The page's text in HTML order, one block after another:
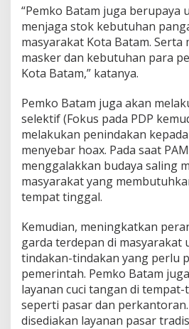
M
a
s
y
a
r
a
t
J
e
l
a
n
e
w
N
o
r
m
a
“Pemko Batam juga berupaya
menjaga stok kebutuhan
masyarakat Kota Batam. Serta
masker dan kebutuhan para
Kota Batam,” katanya.
Pemko Batam juga akan
selektif (Fokus pada PDP
melakukan penindakan
menyebar hoax. Pada saat
menggalakkan budaya saling
masyarakat yang
tempat tinggal.
Kemudian, meningkatkan
garda terdepan di masyarakat
tindakan-tindakan yang perlu
pemerintah. Pemko Batam
layanan cuci tangan di
seperti pasar dan
disediakan layanan pasar